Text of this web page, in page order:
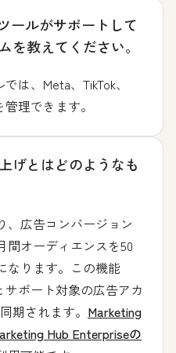
ールがサポートして
を教えてください。
は、Meta、TikTok、
理できます。
げとはどのようなも
、広告コンバージョン
間オーディエンスを50
なります。この機能
ポート対象の広告アカ
期されます。 Marketing
Hub Enterpriseの